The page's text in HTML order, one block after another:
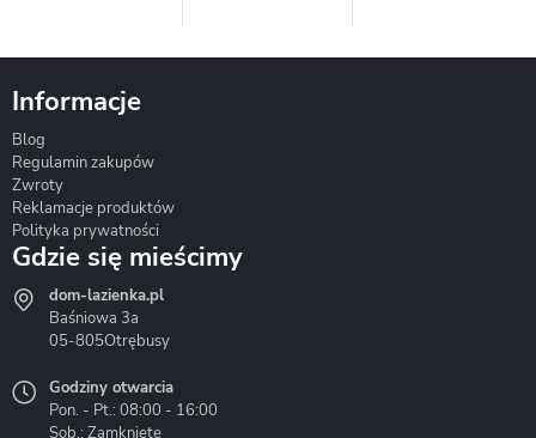
Hydrostop
Informacje
Blog
Regulamin zakupów
Zwroty
Reklamacje produktów
Polityka prywatności
Gdzie się mieścimy
dom-lazienka.pl
Baśniowa 3a
05-805Otrębusy
Godziny otwarcia
Pon. - Pt.: 08:00 - 16:00
Sob.: Zamknięte